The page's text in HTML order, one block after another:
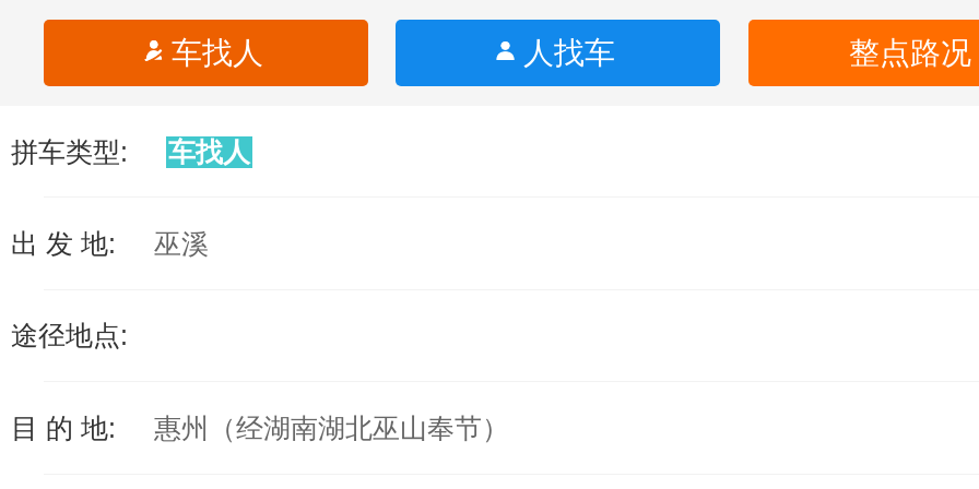
车找人 人找车 整点路况
拼车类型: 车找人
出 发 地: 巫溪
途径地点:
目 的 地: 惠州（经湖南湖北巫山奉节）